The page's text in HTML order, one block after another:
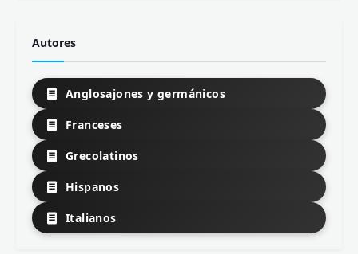
Autores
Anglosajones y germánicos
Franceses
Grecolatinos
Hispanos
Italianos